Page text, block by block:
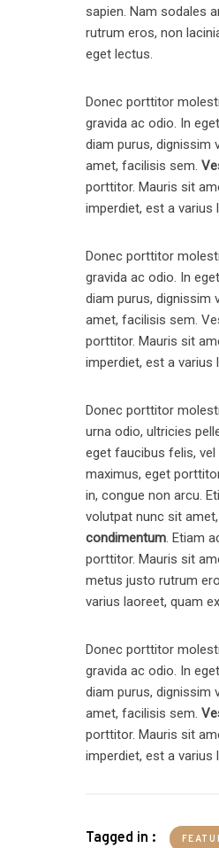
sapien. Nam sodales
rutrum eros, non
eget lectus.
Donec porttitor
gravida ac odio. In
diam purus, dignissim
amet, facilisis sem.
porttitor. Mauris sit
imperdiet, est a
Donec porttitor
gravida ac odio. In
diam purus, dignissim
amet, facilisis sem.
porttitor. Mauris sit
imperdiet, est a
Donec porttitor
urna odio, ultricies
eget faucibus felis,
maximus, eget
in, congue non arcu.
volutpat nunc sit
condimentum. Etiam
porttitor. Mauris sit
metus justo rutrum
varius laoreet, quam
Donec porttitor
gravida ac odio. In
diam purus, dignissim
amet, facilisis sem.
porttitor. Mauris sit
imperdiet, est a
Tagged in :